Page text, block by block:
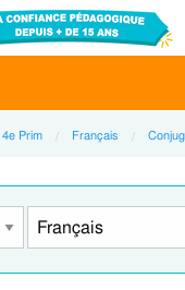
4e Prim Français